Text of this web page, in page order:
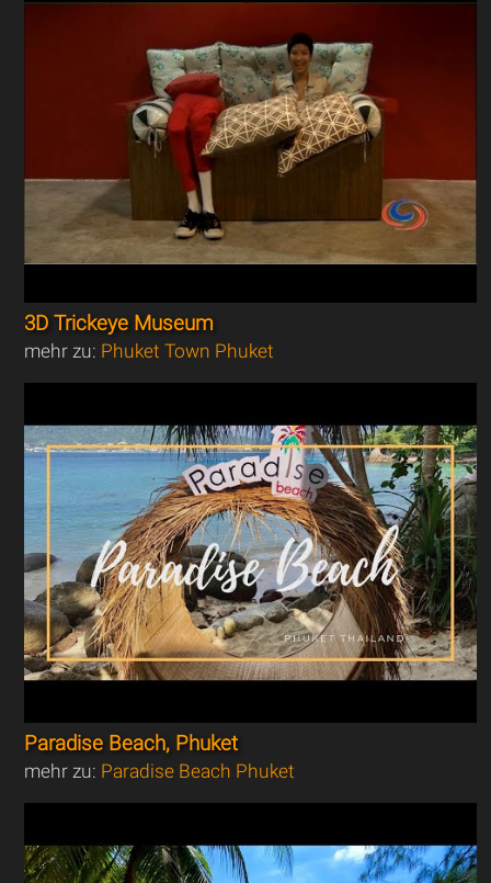
3D Trickeye Museum
mehr zu: Phuket Town Phuket
Paradise Beach, Phuket
mehr zu: Paradise Beach Phuket